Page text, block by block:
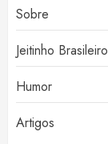
Sobre
Jeitinho Brasileiro
Humor
Artigos